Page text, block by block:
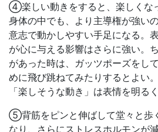
④楽しい動きをすると、楽しくな
身体の中でも、より主導権が強い
意志で動かしやすい手足になる。
が心に与える影響はさらに強い。
があった時は、ガッツポーズをし
めに飛び跳ねてみたりするとよい
「楽しそうな動き」は表情を明る
⑤背筋をピンと伸ばして堂々と歩
なり、さらにストレスホルモンが